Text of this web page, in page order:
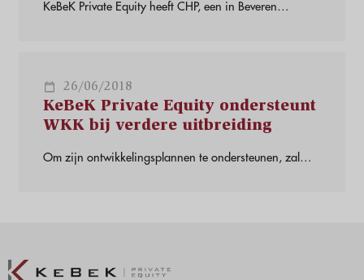
KeBeK Private Equity heeft CHP, een in Beveren
meerderheidsinvestering in 2018. KeBeK Private Equity
verkoopt WKK aan het Zweedse Röko
26/06/2018
KeBeK Private Equity ondersteunt
WKK bij verdere uitbreiding
Om zijn ontwikkelingsplannen te ondersteunen, zal
WKK bij verdere uitbreiding